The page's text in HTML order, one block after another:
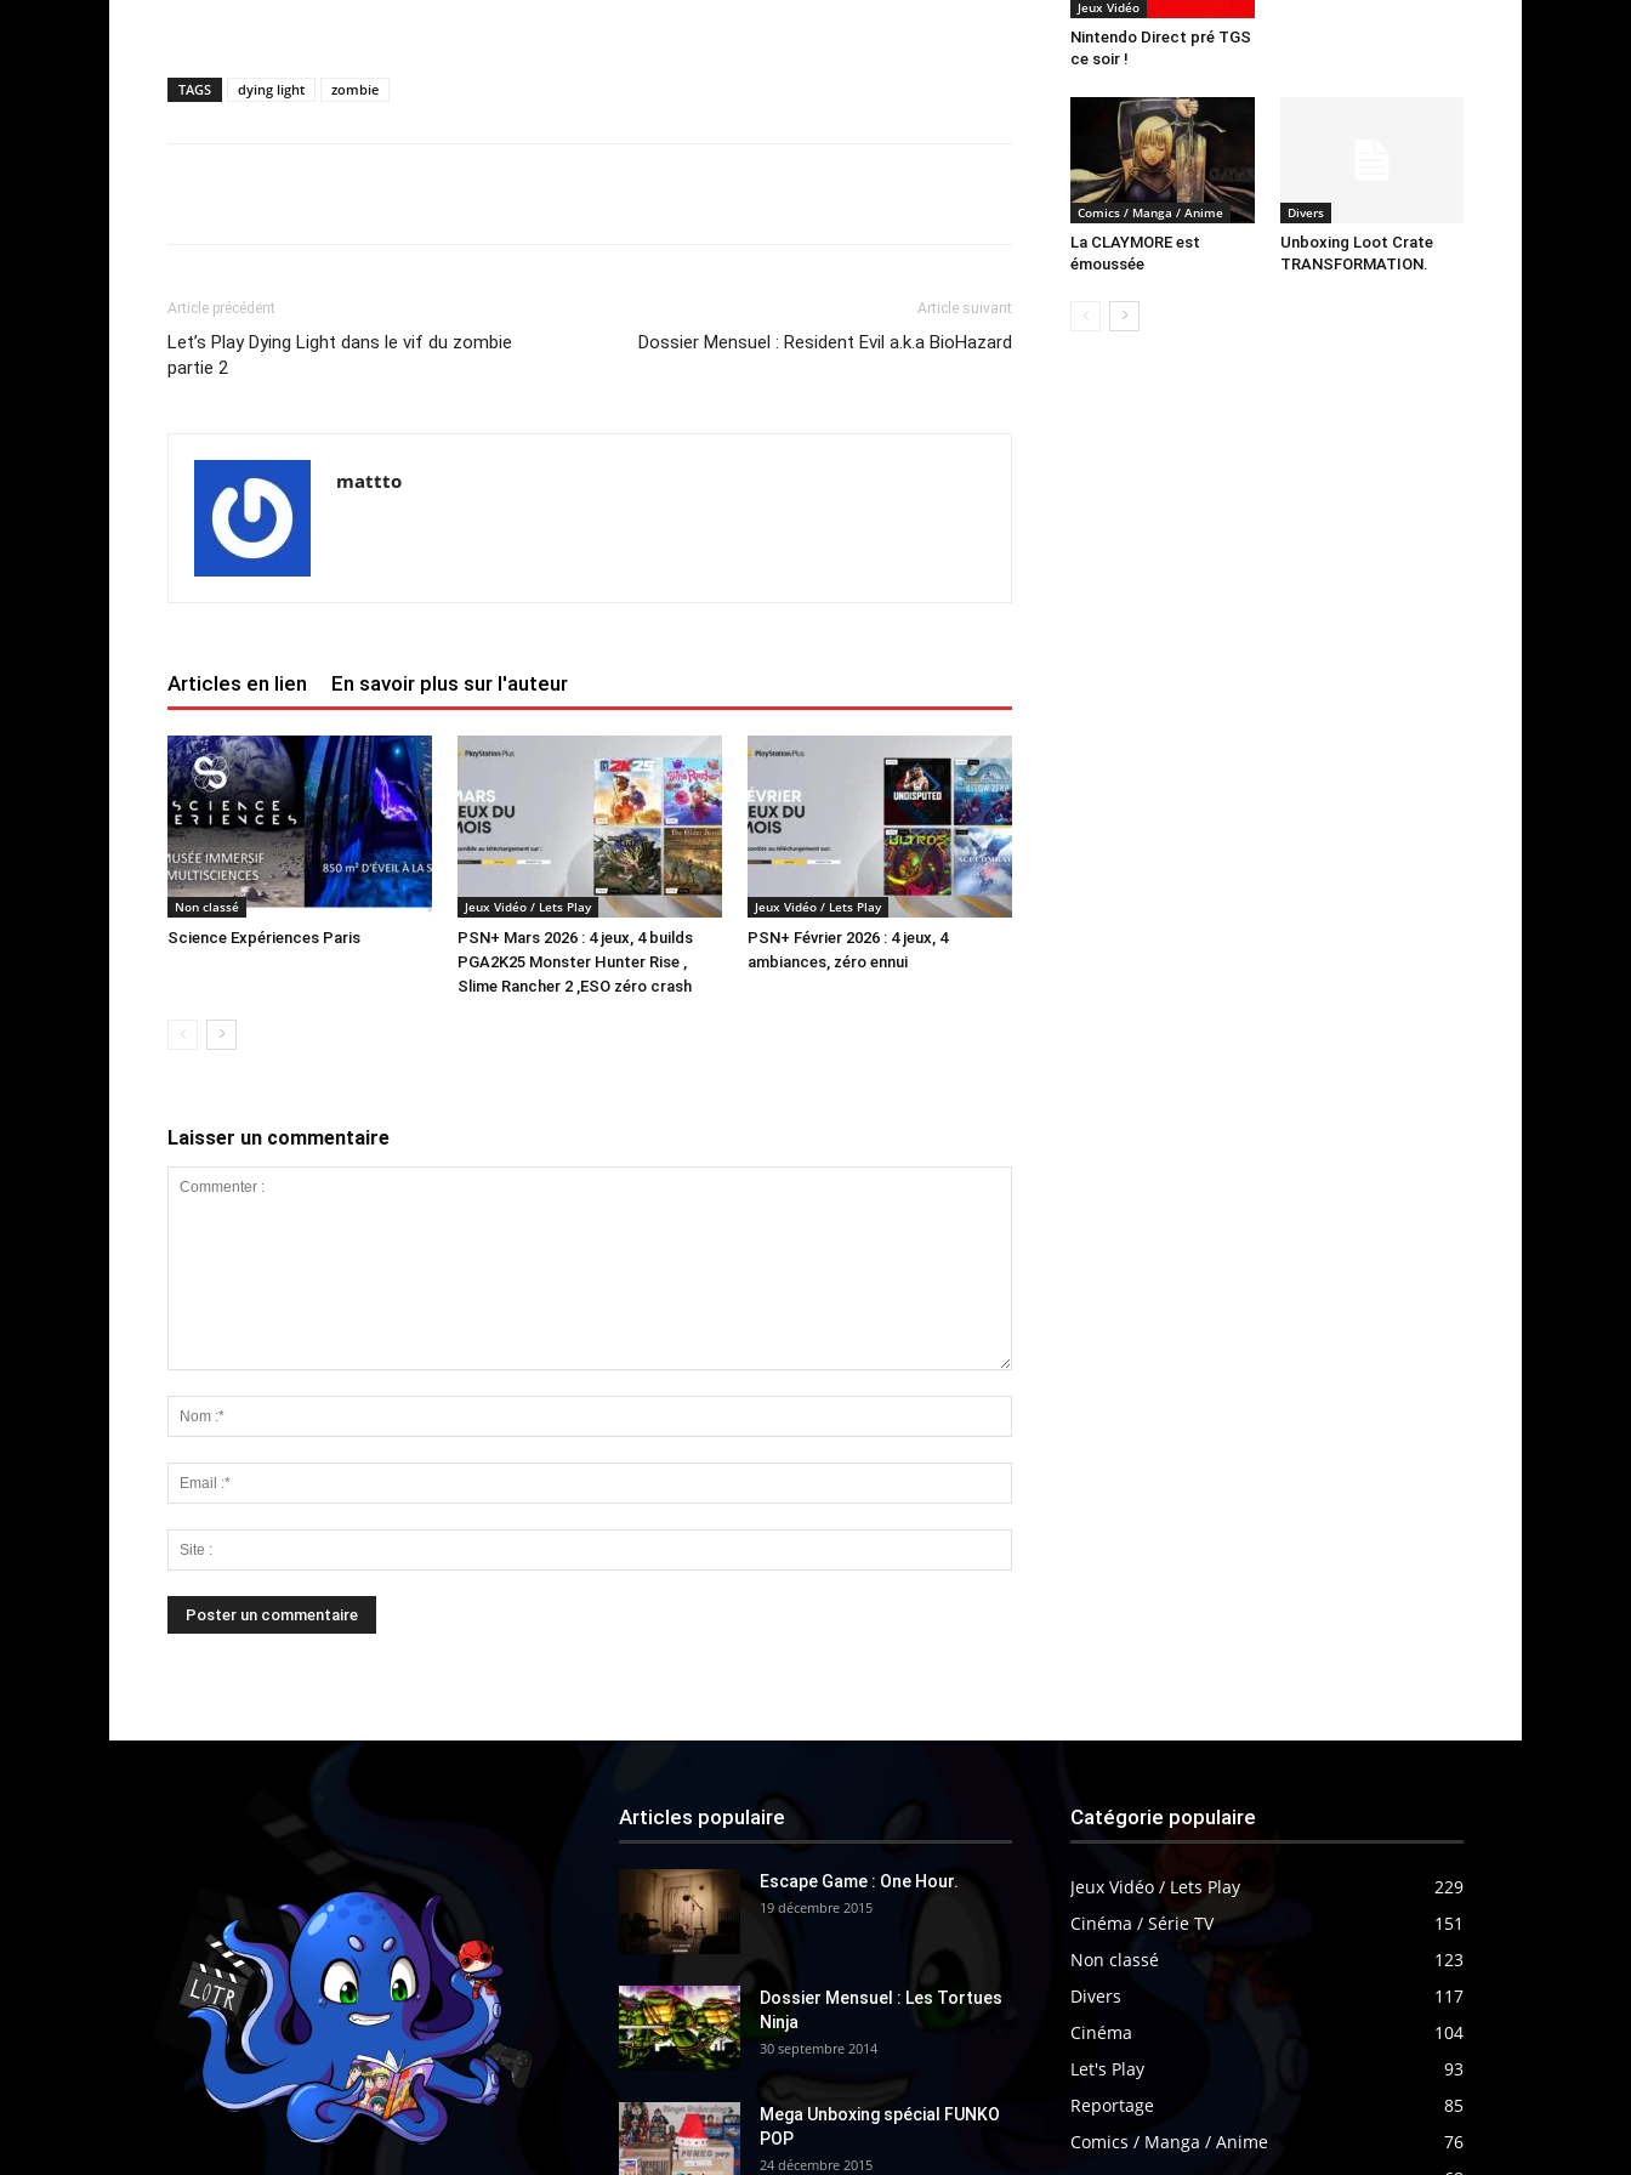
TAGS dying light zombie
Article précédent
Let’s Play Dying Light dans le vif du zombie
partie 2
Article suivant
Dossier Mensuel : Resident Evil a.k.a BioHazard
mattto
Articles en lien En savoir plus sur l'auteur
Non classé
Science Expériences Paris
Jeux Vidéo / Lets Play
PSN+ Mars 2026 : 4 jeux, 4 builds
PGA2K25 Monster Hunter Rise ,
Slime Rancher 2 ,ESO zéro crash
Jeux Vidéo / Lets Play
PSN+ Février 2026 : 4 jeux, 4
ambiances, zéro ennui
Laisser un commentaire
Jeux Vidéo
Nintendo Direct pré TGS
ce soir !
Comics / Manga / Anime
La CLAYMORE est
émoussée
Divers
Unboxing Loot Crate
TRANSFORMATION.
Articles populaire
Escape Game : One Hour.
19 décembre 2015
Dossier Mensuel : Les Tortues
Ninja
30 septembre 2014
Mega Unboxing spécial FUNKO
POP
24 décembre 2015
Catégorie populaire
Jeux Vidéo / Lets Play
229
Cinéma / Série TV
151
Non classé
123
Divers
117
Cinéma
104
Let's Play
93
Reportage
85
Comics / Manga / Anime
76